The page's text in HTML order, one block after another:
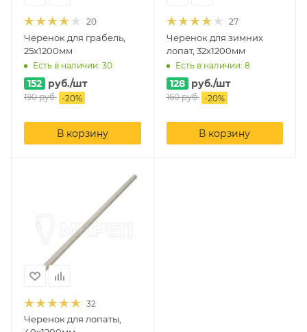
20
Черенок для грабель,
25х1200мм
Есть в наличии: 30
152 руб./шт
190руб. -20%
В корзину
27
Черенок для зимних
лопат, 32х1200мм
Есть в наличии: 8
128 руб./шт
160руб. -20%
В корзину
32
Черенок для лопаты,